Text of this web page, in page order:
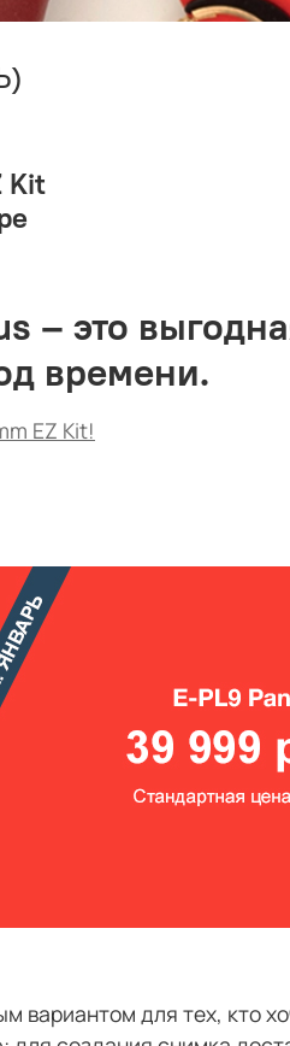
Kit
– это
времени.
EZ Kit!
вариантом для тех, кто